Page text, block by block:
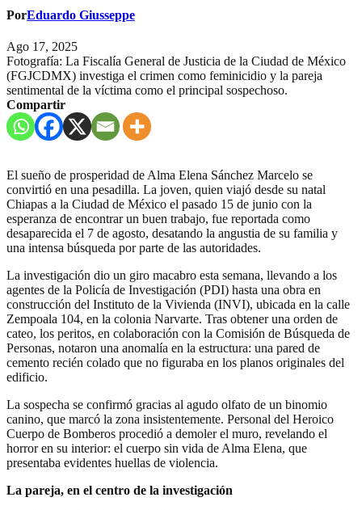
PorEduardo Giusseppe
Ago 17, 2025
Fotografía: La Fiscalía General de Justicia de la Ciudad de México
(FGJCDMX) investiga el crimen como feminicidio y la pareja
sentimental de la víctima como el principal sospechoso.
Compartir
El sueño de prosperidad de Alma Elena Sánchez Marcelo se
convirtió en una pesadilla. La joven, quien viajó desde su natal
Chiapas a la Ciudad de México el pasado 15 de junio con la
esperanza de encontrar un buen trabajo, fue reportada como
desaparecida el 7 de agosto, desatando la angustia de su familia y
una intensa búsqueda por parte de las autoridades.
La investigación dio un giro macabro esta semana, llevando a los
agentes de la Policía de Investigación (PDI) hasta una obra en
construcción del Instituto de la Vivienda (INVI), ubicada en la calle
Zempoala 104, en la colonia Narvarte. Tras obtener una orden de
cateo, los peritos, en colaboración con la Comisión de Búsqueda de
Personas, notaron una anomalía en la estructura: una pared de
cemento recién colado que no figuraba en los planos originales del
edificio.
La sospecha se confirmó gracias al agudo olfato de un binomio
canino, que marcó la zona insistentemente. Personal del Heroico
Cuerpo de Bomberos procedió a demoler el muro, revelando el
horror en su interior: el cuerpo sin vida de Alma Elena, que
presentaba evidentes huellas de violencia.
La pareja, en el centro de la investigación